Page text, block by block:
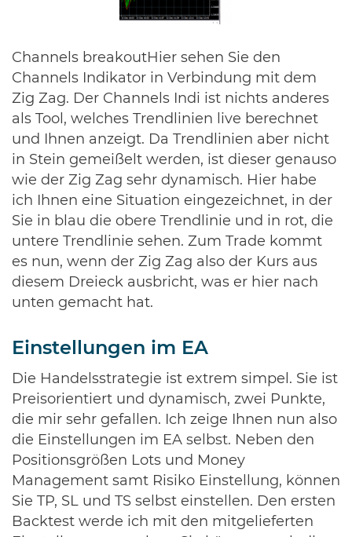
Channels breakoutHier sehen Sie den
Channels Indikator in Verbindung mit dem
Zig Zag. Der Channels Indi ist nichts anderes
als Tool, welches Trendlinien live berechnet
und Ihnen anzeigt. Da Trendlinien aber nicht
in Stein gemeißelt werden, ist dieser genauso
wie der Zig Zag sehr dynamisch. Hier habe
ich Ihnen eine Situation eingezeichnet, in der
Sie in blau die obere Trendlinie und in rot, die
untere Trendlinie sehen. Zum Trade kommt
es nun, wenn der Zig Zag also der Kurs aus
diesem Dreieck ausbricht, was er hier nach
unten gemacht hat.
Einstellungen im EA
Die Handelsstrategie ist extrem simpel. Sie ist
Preisorientiert und dynamisch, zwei Punkte,
die mir sehr gefallen. Ich zeige Ihnen nun also
die Einstellungen im EA selbst. Neben den
Positionsgrößen Lots und Money
Management samt Risiko Einstellung, können
Sie TP, SL und TS selbst einstellen. Den ersten
Backtest werde ich mit den mitgelieferten